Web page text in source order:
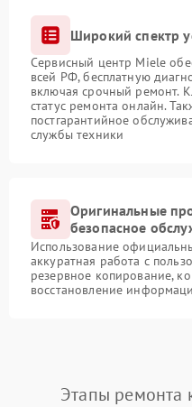
Широкий спектр
Сервисный центр Miele
всей РФ, бесплатную
включая срочный ремонт.
статус ремонта онлайн.
постгарантийное
службы техники
Оригинальные
безопасное
Использование
аккуратная работа с
резервное копирование,
восстановление
Этапы